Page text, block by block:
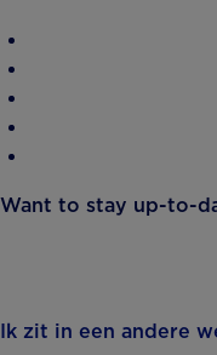
Want to stay up-to-
Ik zit in een andere